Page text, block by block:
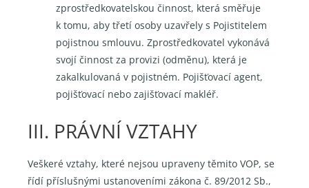
zprostředkovatelskou činnost, která směřuje
k tomu, aby třetí osoby uzavřely s Pojistitelem
pojistnou smlouvu. Zprostředkovatel vykonává
svojí činnost za provizi (odměnu), která je
zakalkulovaná v pojistném. Pojišťovací agent,
pojišťovací nebo zajišťovací makléř.
III. PRÁVNÍ VZTAHY
Veškeré vztahy, které nejsou upraveny těmito VOP, se
řídí příslušnými ustanoveními zákona č. 89/2012 Sb.,